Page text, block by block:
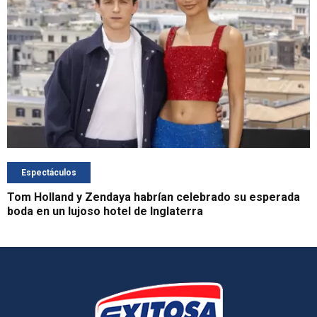
Espectáculos
Tom Holland y Zendaya habrían celebrado su esperada
boda en un lujoso hotel de Inglaterra